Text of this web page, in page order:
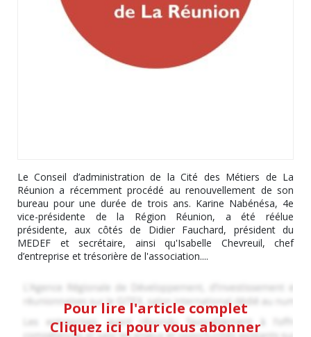
Le Conseil d’administration de la Cité des Métiers de La
Réunion a récemment procédé au renouvellement de son
bureau pour une durée de trois ans. Karine Nabénésa, 4e
vice-présidente de la Région Réunion, a été réélue
présidente, aux côtés de Didier Fauchard, président du
MEDEF et secrétaire, ainsi qu'Isabelle Chevreuil, chef
d’entreprise et trésorière de l'association....
Pour lire l'article complet
Cliquez ici pour vous abonner